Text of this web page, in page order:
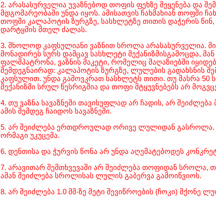
2. არასასურველია უვაზნებოდ თოფის ფეხზე შეყენება და
მდგომარეობაში უნდა იყოს. ამისათვის ჩახმახიან თოფში
თოფში კალაპოტის ზურგზე, სასხლეტზე თითის დაჭერის
დარტყმის მთელ ძალას.
3. მხოლოდ კაფსულიანი ვაზნით სროლა არასასურველია.
მონადირეს სურს დამცავ სასხლეტი მექანიზმისგამოცდა,
ფალშპატრონა, ვაზნის მაკეტი, რომელიც მაღაზიებში
შემდეგნაირად: კალაპოტის ზურგზე, ლულების გადახსნის
კაფსულით. უნდა გამოვკრათ სასხლეტს თითი. თუ მასრა 50
მექანიზმი სრულ წესრიგშია და თოფი მტყუვნებებს არ
4. თუ ვაზნა სავაზნეში თავისუფლად არ ჩადის, არ
ამის შემდეგ ჩაიდოს სავაზნეში.
5. არ შეიძლება ერთდროულად ორივე ლულიდან გასროლა.
ორმაგი უკუცემა.
6. დენთისა და ჭურვის წონა არ უნდა აღემატებოდეს
7. არავითარ შემთხვევაში არ შეიძლება თოფიდან სროლა,
ამან შეიძლება სროლისას ლულის გაბერვა გამოიწვიოს.
8. არ შეიძლება 1.0 მმ-ზე მეტი შევიწროების (ჩოკი)